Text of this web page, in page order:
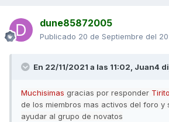
dune85872005
Publicado 20 de Septiembre del
En 22/11/2021 a las 11:02, Juan4
Muchisimas gracias por responder
de los miembros mas activos del foro y
ayudar al grupo de novatos